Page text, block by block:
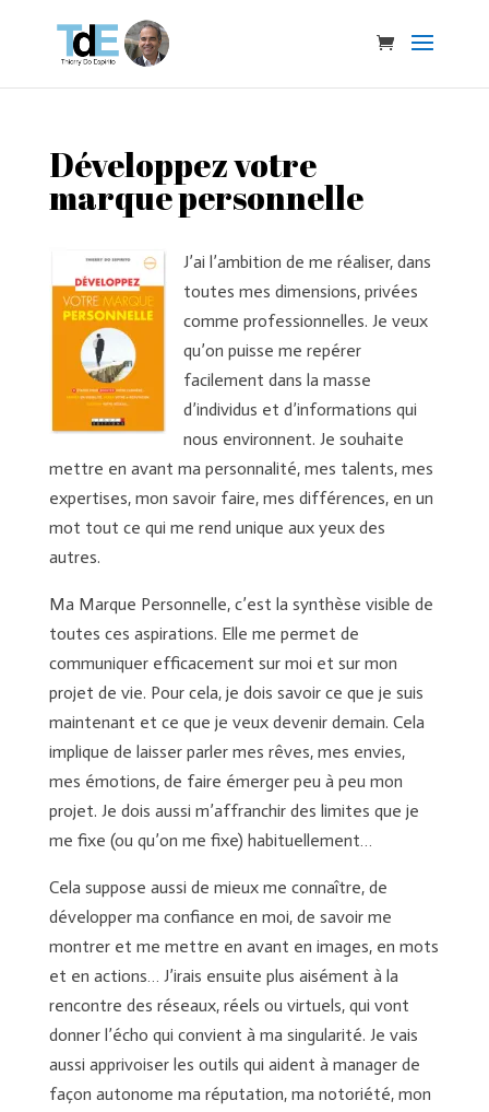
Développez votre
marque personnelle
J’ai l’ambition de me réaliser, dans
toutes mes dimensions, privées
comme professionnelles. Je veux
qu’on puisse me repérer
facilement dans la masse
d’individus et d’informations qui
nous environnent. Je souhaite
mettre en avant ma personnalité, mes talents, mes
expertises, mon savoir faire, mes différences, en un
mot tout ce qui me rend unique aux yeux des
autres.
Ma Marque Personnelle, c’est la synthèse visible de
toutes ces aspirations. Elle me permet de
communiquer efficacement sur moi et sur mon
projet de vie. Pour cela, je dois savoir ce que je suis
maintenant et ce que je veux devenir demain. Cela
implique de laisser parler mes rêves, mes envies,
mes émotions, de faire émerger peu à peu mon
projet. Je dois aussi m’affranchir des limites que je
me fixe (ou qu’on me fixe) habituellement…
Cela suppose aussi de mieux me connaître, de
développer ma confiance en moi, de savoir me
montrer et me mettre en avant en images, en mots
et en actions… J’irais ensuite plus aisément à la
rencontre des réseaux, réels ou virtuels, qui vont
donner l’écho qui convient à ma singularité. Je vais
aussi apprivoiser les outils qui aident à manager de
façon autonome ma réputation, ma notoriété, mon